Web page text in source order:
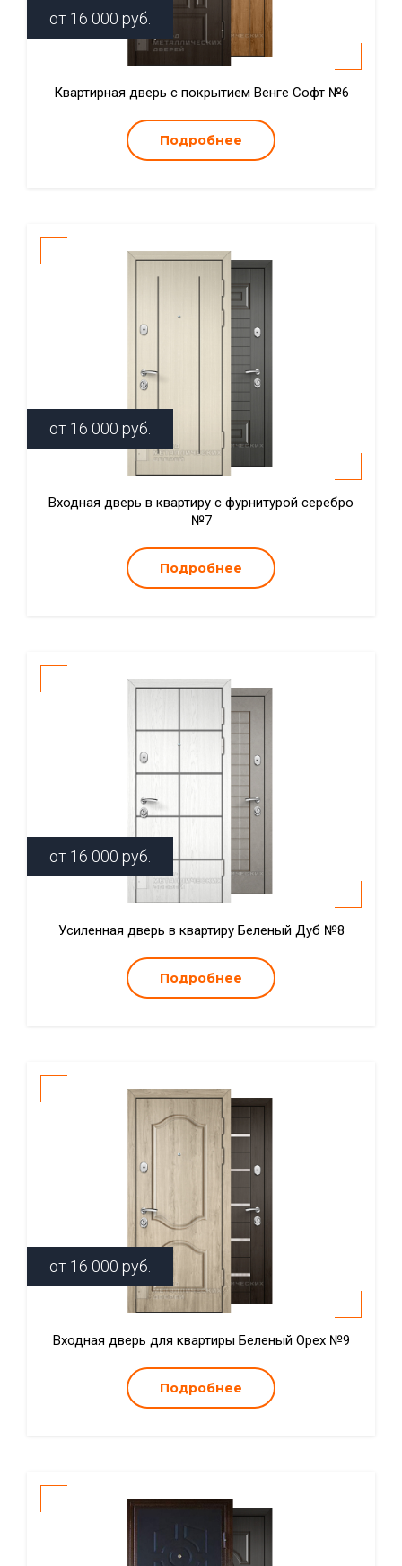
от 16 000 руб.
Квартирная дверь с покрытием Венге Софт №6
Подробнее
от 16 000 руб.
Входная дверь в квартиру с фурнитурой серебро
№7
Подробнее
от 16 000 руб.
Усиленная дверь в квартиру Беленый Дуб №8
Подробнее
от 16 000 руб.
Входная дверь для квартиры Беленый Орех №9
Подробнее